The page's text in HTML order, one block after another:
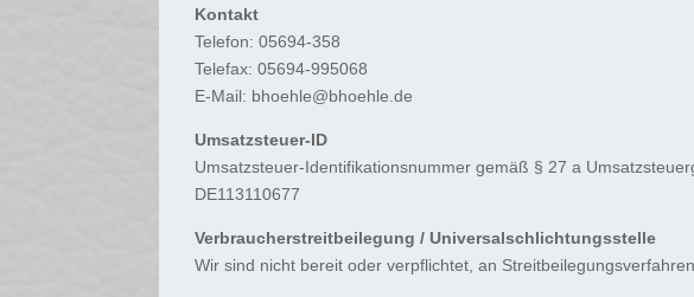
Kontakt
Telefon: 05694-358
Telefax: 05694-995068
E-Mail: bhoehle@bhoehle.de
Umsatzsteuer-ID
Umsatzsteuer-Identifikationsnummer gemäß § 27 a
DE113110677
Verbraucher­streit­beilegung / Universal­schlichtungs­stelle
Wir sind nicht bereit oder verpflichtet, an